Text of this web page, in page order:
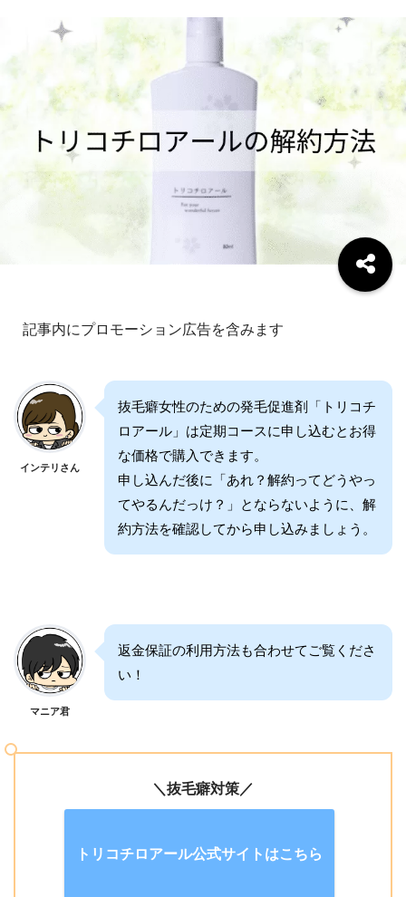
記事内にプロモーション広告を含みます
インテリさん
抜毛癖女性のための発毛促進剤「トリコチ
ロアール」は定期コースに申し込むとお得
な価格で購入できます。
申し込んだ後に「あれ？解約ってどうやっ
てやるんだっけ？」とならないように、解
約方法を確認してから申し込みましょう。
マニア君
返金保証の利用方法も合わせてご覧くださ
い！
＼抜毛癖対策／
トリコチロアール公式サイトはこちら